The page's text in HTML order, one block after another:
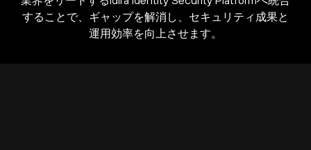
することで、ギャップを解消し、セキュリティ成果と
運用効率を向上させます。